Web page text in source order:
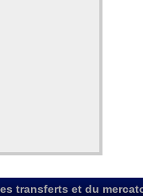
transferts et du